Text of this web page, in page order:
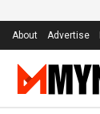
About Advertise